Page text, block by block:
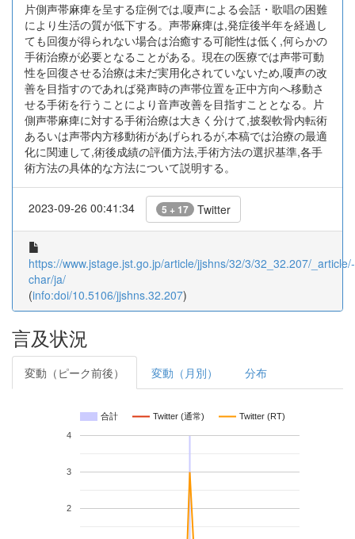
片側声帯麻痺を呈する症例では,嗄声による会話・歌唱の困難
により生活の質が低下する。声帯麻痺は,発症後半年を経過し
ても回復が得られない場合は治癒する可能性は低く,何らかの
手術治療が必要となることがある。現在の医療では声帯可動
性を回復させる治療は未だ実用化されていないため,嗄声の改
善を目指すのであれば発声時の声帯位置を正中方向へ移動さ
せる手術を行うことにより音声改善を目指すこととなる。片
側声帯麻痺に対する手術治療は大きく分けて,披裂軟骨内転術
あるいは声帯内方移動術があげられるが,本稿では治療の最適
化に関連して,術後成績の評価方法,手術方法の選択基準,各手
術方法の具体的な方法について説明する。
2023-09-26 00:41:34 5 + 17 Twitter
https://www.jstage.jst.go.jp/article/jjshns/32/3/32_32.207/_article/-
char/ja/
(info:doi/10.5106/jjshns.32.207)
言及状況
変動（ピーク前後） 変動（月別） 分布
合計 Twitter (通常) Twitter (RT)
2
3
4